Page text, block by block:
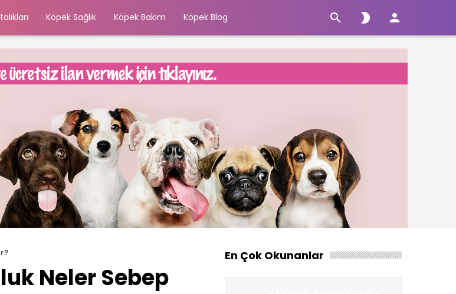
Köpek Sağlık Köpek Bakım Köpek Blog   
Neler Sebep
En Çok Okunanlar